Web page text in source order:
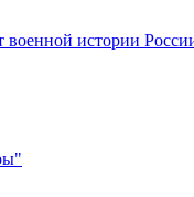
военной истории